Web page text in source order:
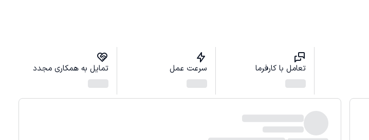
تعامل با کارفرما سرعت عمل تمایل به همکاری مجدد